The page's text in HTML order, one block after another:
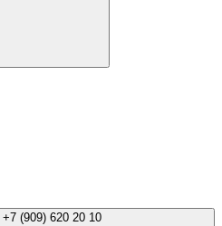
+7 (909) 620 20 10